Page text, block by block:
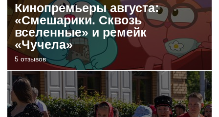
Кинопремьеры августа:
«Смешарики. Сквозь
вселенные» и ремейк
«Чучела»
5 отзывов